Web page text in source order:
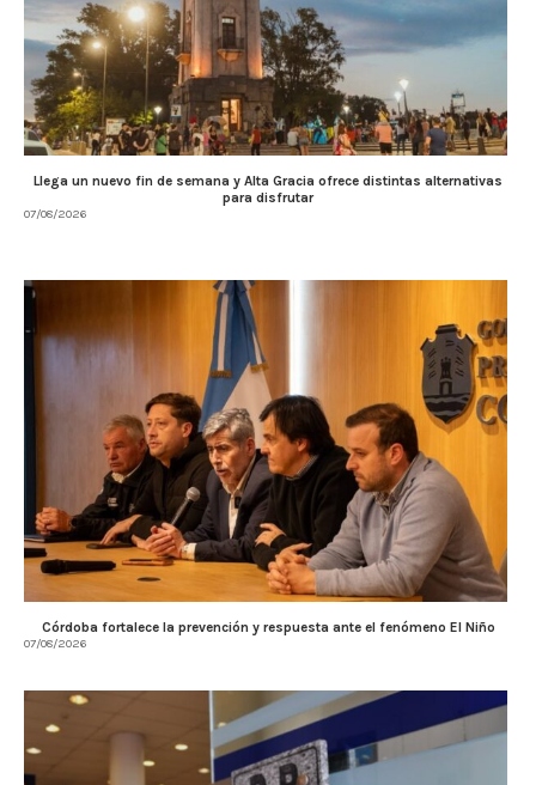
Llega un nuevo fin de semana y Alta Gracia ofrece distintas alternativas
para disfrutar
07/08/2026
Córdoba fortalece la prevención y respuesta ante el fenómeno El Niño
07/08/2026